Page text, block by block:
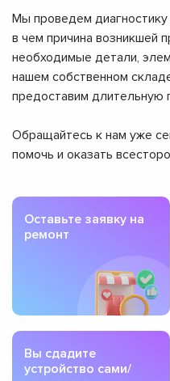
Мы проведем
в чем причина возникшей
необходимые детали,
нашем собственном
предоставим длительную
Обращайтесь к нам уже
помочь и оказать
Оставьте заявку на
ремонт
Вы сдадите
устройство сами/